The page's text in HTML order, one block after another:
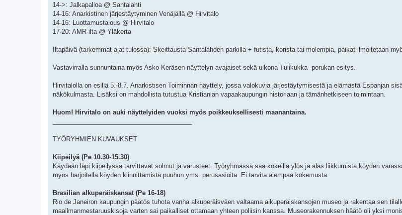
14->: Jalkapalloa @ Santalahti
14-16: Anarkistinen järjestäytyminen Venäjällä @ Hirvitalo
14-16: Luottamustalous @ Hirvitalo
17-20: AMR-ilta @ Yläkerta
Iltapäivä (tarkemmat ajat tulossa): Skeittausta Santalahden parkilla + futista, korista tai molempia, paikat ilmoitetaan
Vastavirralla sunnuntaina myös Asko Keräsen näyttelyn avajaiset sekä ulkona Tulikukka -porukan esitys.
Hirvitalolla on esillä 5.-8.7. Anarkistisen Toiminnan näyttely, jossa valokuvia järjestäytymisestä ja elämästä Espanjan
näkökulmasta. Lisäksi on mahdollista tutustua Kristianian vapaakaupungin historiaan ja tämänhetkiseen toimintaan.
Huom! Hirvitalo on auki näyttelyiden vuoksi myös poikkeuksellisesti maanantaina.
TYÖRYHMIEN KUVAUKSET
Kiipeilyä (Pe 10.30-15.30)
Käydään läpi kiipeilyssä tarvittavat solmut ja varusteet. Työryhmässä saa kokeilla ylös ja alas liikkumista köyden
myös harjoitella köyden kiinnittämistä puuhun yms. perusasioita. Ei tarvita aiempaa kokemusta.
Brasilian alkuperäiskansat (Pe 16-18)
Rio de Janeiron kaupungin päätös tuhota vanha alkuperäisväen valtaama alkuperäiskansojen museo ja rakentaa sen
maailmanmestaruuskisoja varten sai paikalliset ottamaan yhteen poliisin kanssa. Museorakennuksen häätö oli yksi